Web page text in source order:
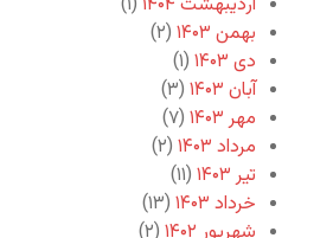
بهمن ۱۴۰۳
(۲)
دی ۱۴۰۳
(۱)
آبان ۱۴۰۳
(۳)
مهر ۱۴۰۳
(۷)
مرداد ۱۴۰۳
(۲)
تیر ۱۴۰۳
(۱۱)
خرداد ۱۴۰۳
(۱۳)